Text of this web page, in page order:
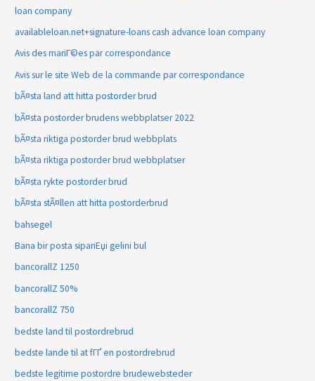
loan company
availableloan.net+signature-loans cash advance loan company
Avis des mariГ©es par correspondance
Avis sur le site Web de la commande par correspondance
bÃ¤sta land att hitta postorder brud
bÃ¤sta postorder brudens webbplatser 2022
bÃ¤sta riktiga postorder brud webbplats
bÃ¤sta riktiga postorder brud webbplatser
bÃ¤sta rykte postorder brud
bÃ¤sta stÃ¤llen att hitta postorderbrud
bahsegel
Bana bir posta sipariЕџi gelini bul
bancorallZ 1250
bancorallZ 50%
bancorallZ 750
bedste land til postordrebrud
bedste lande til at fГҐ en postordrebrud
bedste legitime postordre brudewebsteder